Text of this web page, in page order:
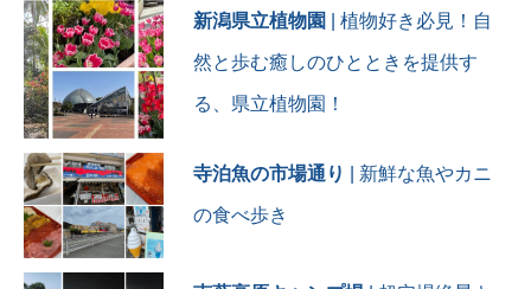
新潟県立植物園 | 植物好き必見！自
然と歩む癒しのひとときを提供す
る、県立植物園！
寺泊魚の市場通り | 新鮮な魚やカニ
の食べ歩き